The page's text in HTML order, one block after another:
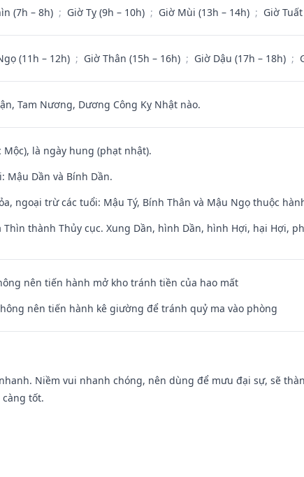
(7h – 8h) ; Giờ Tỵ (9h – 10h) ; Giờ Mùi (13h – 14h) ; Giờ
(11h – 12h) ; Giờ Thân (15h – 16h) ; Giờ Dậu (17h – 18h) ;
Tam Nương, Dương Công Kỵ Nhật nào.
Mộc), là ngày hung (phạt nhật).
Mậu Dần và Bính Dần.
ngoại trừ các tuổi: Mậu Tý, Bính Thân và Mậu Ngọ thuộc
thành Thủy cục. Xung Dần, hình Dần, hình Hợi, hại Hợi,
nên tiến hành mở kho tránh tiền của hao mất
nên tiến hành kê giường để tránh quỷ ma vào phòng
Niềm vui nhanh chóng, nên dùng để mưu đại sự, sẽ
tốt.